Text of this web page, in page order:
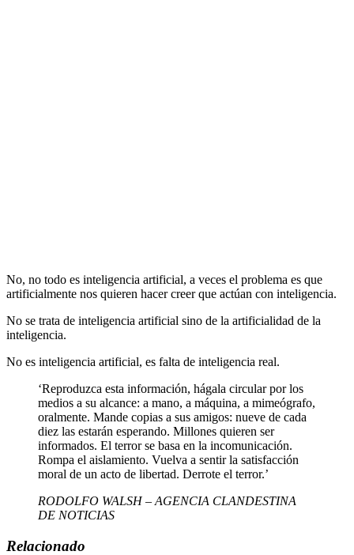
No, no todo es inteligencia artificial, a veces el problema es que
artificialmente nos quieren hacer creer que actúan con inteligencia.
No se trata de inteligencia artificial sino de la artificialidad de la
inteligencia.
No es inteligencia artificial, es falta de inteligencia real.
‘Reproduzca esta información, hágala circular por los
medios a su alcance: a mano, a máquina, a mimeógrafo,
oralmente. Mande copias a sus amigos: nueve de cada
diez las estarán esperando. Millones quieren ser
informados. El terror se basa en la incomunicación.
Rompa el aislamiento. Vuelva a sentir la satisfacción
moral de un acto de libertad. Derrote el terror.’
RODOLFO WALSH – AGENCIA CLANDESTINA
DE NOTICIAS
Relacionado